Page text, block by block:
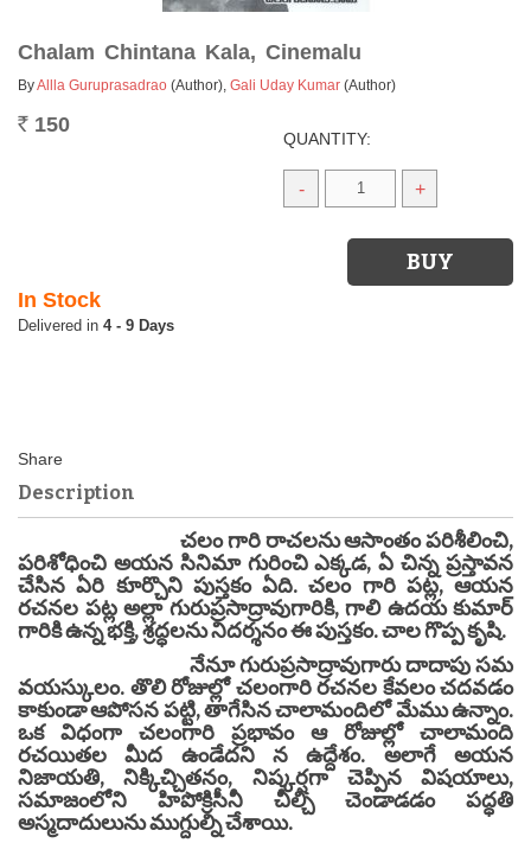
Chalam Chintana Kala, Cinemalu
ByAllla Guruprasadrao (Author), Gali Uday Kumar (Author)
Rs. 150
QUANTITY:
- +
In Stock
4 - 9 Days
Description
చలం గారి రాచలను ఆసాంతం పరిశీలించి,
పరిశోధించి అయన సినిమా గురించి ఎక్కడ, ఏ చిన్న ప్రస్తావన
చేసిన ఏరి కూర్చొని పుస్తకం ఏది. చలం గారి పట్ల, ఆయన
రచనల పట్ల అల్లా గురుప్రసాద్రావుగారికి, గాలి ఉదయ కుమార్
గారికి ఉన్న భక్తి, శ్రద్ధలను నిదర్శనం ఈ పుస్తకం. చాల గొప్ప కృషి.
నేనూ గురుప్రసాద్రావుగారు దాదాపు సమ
వయస్కులం. తొలి రోజుల్లో చలంగారి రచనల కేవలం చదవడం
కాకుండా ఆపోసన పట్టి, తాగేసిన చాలామందిలో మేము ఉన్నాం.
ఒక విధంగా చలంగారి ప్రభావం ఆ రోజుల్లో చాలామంది
రచయితల మీద ఉండేదని న ఉద్దేశం. అలాగే అయన
నిజాయతి, నిక్కిచ్చితనం, నిష్కర్షగా చెప్పిన విషయాలు,
సమాజంలోని హిపోక్రిసీనీ చీల్చి చెండాడడం పద్ధతి
అస్మదాదులును ముగ్దుల్ని చేశాయి.